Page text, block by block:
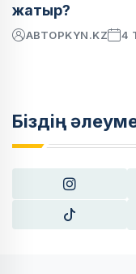
жатыр?
АВТОРKYN.KZ 4
Біздің